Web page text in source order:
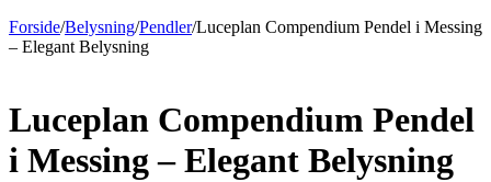
Forside/Belysning/Pendler/Luceplan Compendium Pendel i Messing
– Elegant Belysning
Luceplan Compendium Pendel
i Messing – Elegant Belysning